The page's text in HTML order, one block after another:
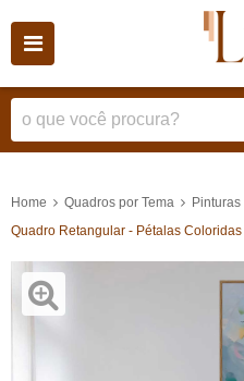
Home Quadros por Tema
Pinturas
Quadro Retangular - Pétalas Coloridas